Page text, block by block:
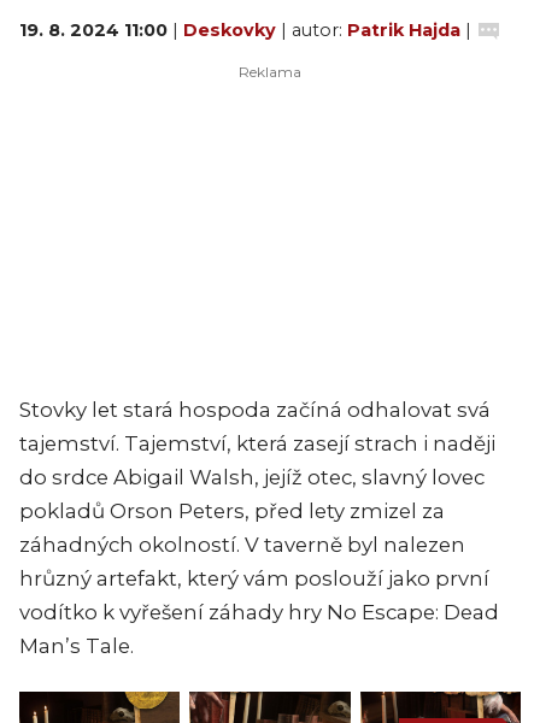
19. 8. 2024 11:00 | Deskovky | autor: Patrik Hajda |
Stovky let stará hospoda začíná odhalovat svá
tajemství. Tajemství, která zasejí strach i naději
do srdce Abigail Walsh, jejíž otec, slavný lovec
pokladů Orson Peters, před lety zmizel za
záhadných okolností. V taverně byl nalezen
hrůzný artefakt, který vám poslouží jako první
vodítko k vyřešení záhady hry No Escape: Dead
Man’s Tale.